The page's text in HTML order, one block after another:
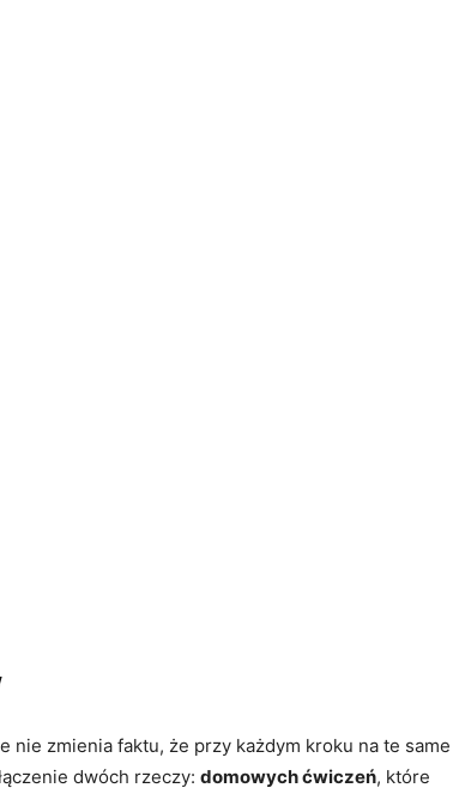
zmienia faktu, że przy każdym kroku na te same
dwóch rzeczy: domowych ćwiczeń, które